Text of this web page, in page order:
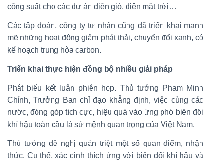
công suất cho các dự án điện gió, điện mặt trời…
Các tập đoàn, công ty tư nhân cũng đã triển khai mạnh
mẽ những hoạt động giảm phát thải, chuyển đổi xanh, có
kế hoạch trung hòa carbon.
Triển khai thực hiện đồng bộ nhiều giải pháp
Phát biểu kết luận phiên họp, Thủ tướng Phạm Minh
Chính, Trưởng Ban chỉ đạo khẳng định, việc cùng các
nước, đóng góp tích cực, hiệu quả vào ứng phó biến đổi
khí hậu toàn cầu là sứ mệnh quan trọng của Việt Nam.
Thủ tướng đề nghị quán triệt một số quan điểm, nhận
thức. Cụ thể, xác định thích ứng với biến đổi khí hậu và